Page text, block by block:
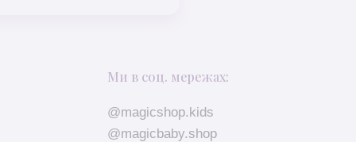
Ми в соц. мережах:
@magicshop.kids
@magicbaby.shop